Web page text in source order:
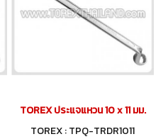
TOREX ประแจแหวน 10 x 11 มม.
TOREX : TPQ-TRDR1011